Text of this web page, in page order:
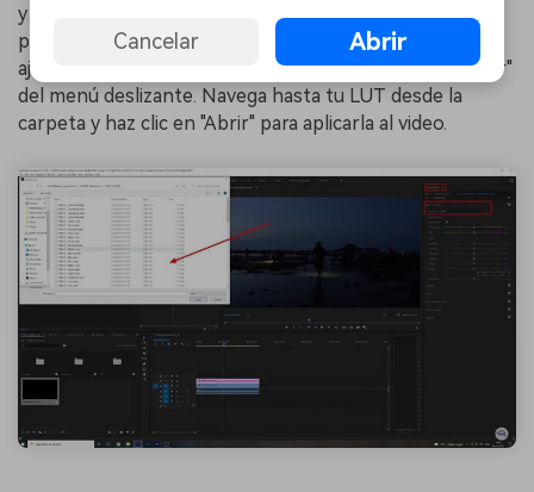
y haz clic en "Lumetri Color" desde la parte superior del
panel derecho. Desde la categoría "Corrección básica",
ajusta "LUT de entrada" y haz clic en la opción "Examinar"
del menú deslizante. Navega hasta tu LUT desde la
carpeta y haz clic en "Abrir" para aplicarla al video.
Cancelar Abrir